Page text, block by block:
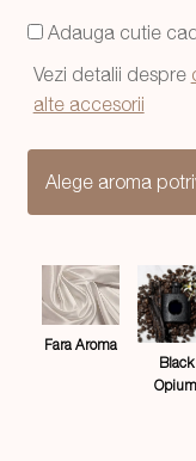
Adauga cutie
Vezi detalii despre
alte accesorii
Alege aroma
Fara Aroma
Black
Opium